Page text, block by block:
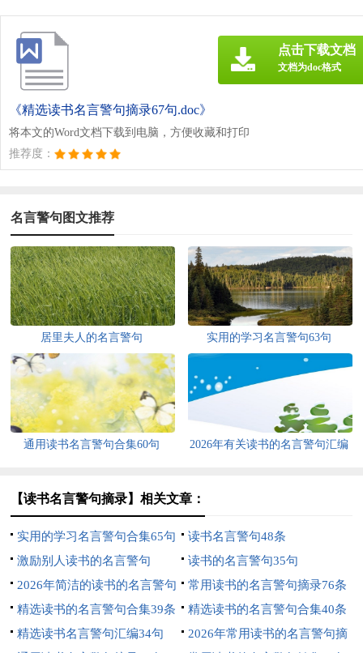
《精选读书名言警句摘录67句.doc》
将本文的Word文档下载到电脑，方便收藏和打印
推荐度：
点击下载文档
文档为doc格式
名言警句图文推荐
居里夫人的名言警句 实用的学习名言警句63句
通用读书名言警句合集60句
2026年有关读书的名言警句汇编
【读书名言警句摘录】相关文章：
实用的学习名言警句合集65句
读书名言警句48条
激励别人读书的名言警句
读书的名言警句35句
2026年简洁的读书的名言警句
96条
常用读书的名言警句摘录76条
精选读书的名言警句合集39条
精选读书的名言警句合集40条
精选读书名言警句汇编34句
2026年常用读书的名言警句摘